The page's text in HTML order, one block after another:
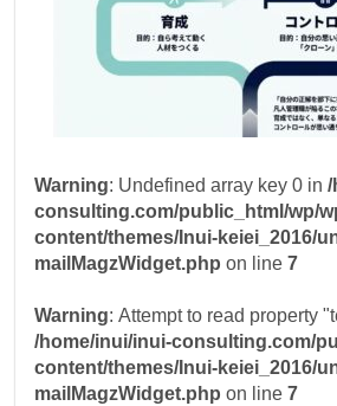
Warning : Undefined array key 0 in/
consulting.com/public_html/wp/
content/themes/Inui-keiei_2016/
mailMagzWidget.php on line7
Warning : Attempt to read property
/home/inui/inui-consulting.com/
content/themes/Inui-keiei_2016/
mailMagzWidget.php on line7